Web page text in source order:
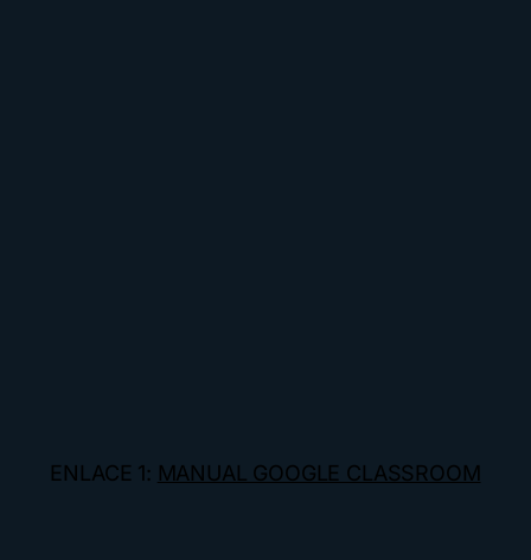
ENLACE 1: MANUAL GOOGLE CLASSROOM